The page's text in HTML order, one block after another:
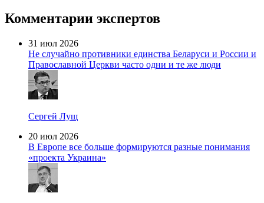
Комментарии экспертов
31 июл 2026
Не случайно противники единства Беларуси и России и
Православной Церкви часто одни и те же люди
Сергей Лущ
20 июл 2026
В Европе все больше формируются разные понимания
«проекта Украина»